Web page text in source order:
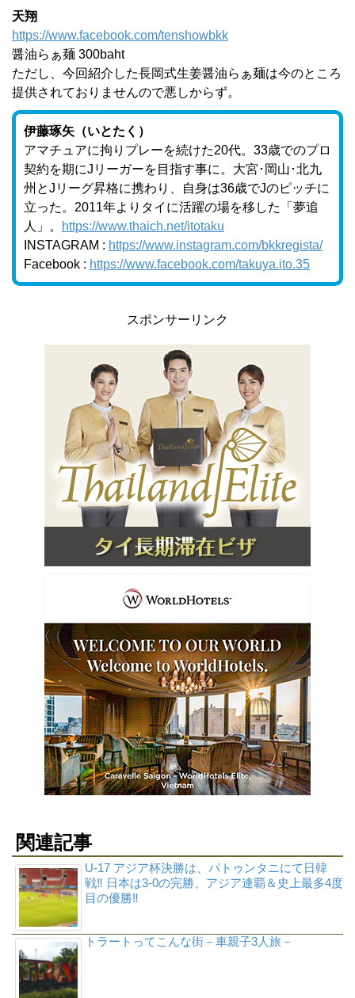
天翔
https://www.facebook.com/tenshowbkk
醤油らぁ麺 300baht
ただし、今回紹介した長岡式生姜醤油らぁ麺は今のところ
提供されておりませんので悪しからず。
伊藤琢矢（いとたく）
アマチュアに拘りプレーを続けた20代。33歳でのプロ
契約を期にJリーガーを目指す事に。大宮･岡山･北九
州とJリーグ昇格に携わり、自身は36歳でJのピッチに
立った。2011年よりタイに活躍の場を移した「夢追
人」。
https://www.thaich.net/itotaku
INSTAGRAM : https://www.instagram.com/bkkregista/
Facebook : https://www.facebook.com/takuya.ito.35
スポンサーリンク
関連記事
U-17 アジア杯決勝は、パトゥンタニにて日韓
戦‼ 日本は3-0の完勝、アジア連覇＆史上最多4度
目の優勝‼
トラートってこんな街－車親子3人旅－